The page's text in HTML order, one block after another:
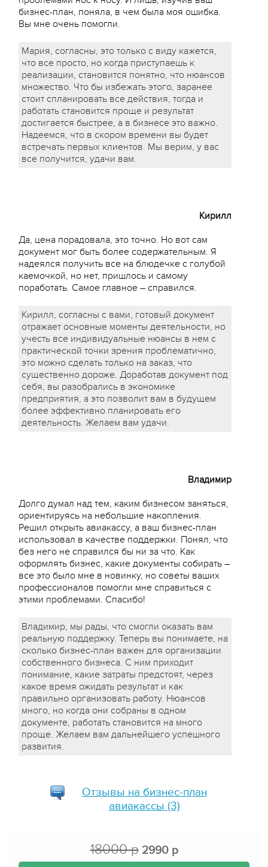
бизнес-план, поняла, в чем была моя ошибка.
Вы мне очень помогли.
Мария, согласны, это только с виду кажется,
что все просто, но когда приступаешь к
реализации, становится понятно, что нюансов
множество. Что бы избежать этого, заранее
стоит спланировать все действия, тогда и
работать становится проще и результат
достигается быстрее, а в бизнесе это важно.
Надеемся, что в скором времени вы будет
встречать первых клиентов. Мы верим, у вас
все получится, удачи вам.
Кирилл
Да, цена порадовала, это точно. Но вот сам
документ мог быть более содержательным. Я
надеялся получить все на блюдечке с голубой
каемочкой, но нет, пришлось и самому
поработать. Самое главное – справился.
Кирилл, согласны с вами, готовый документ
отражает основные моменты деятельности, но
учесть все индивидуальные нюансы в нем с
практической точки зрения проблематично,
это можно сделать только на заказ, что
существенно дороже. Доработав документ под
себя, вы разобрались в экономике
предприятия, а это позволит вам в будущем
более эффективно планировать его
деятельность. Желаем вам удачи.
Владимир
Долго думал над тем, каким бизнесом заняться,
ориентируясь на небольшие накопления.
Решил открыть авиакассу, а ваш бизнес-план
использовал в качестве поддержки. Понял, что
без него не справился бы ни за что. Как
оформлять бизнес, какие документы собирать –
все это было мне в новинку, но советы ваших
профессионалов помогли мне справиться с
этими проблемами. Спасибо!
Владимир, мы рады, что смогли оказать вам
реальную поддержку. Теперь вы понимаете, на
сколько бизнес-план важен для организации
собственного бизнеса. С ним приходит
понимание, какие затраты предстоят, через
какое время ожидать результат и как
правильно организовать работу. Нюансов
много, но когда они собраны в одном
документе, работать становится на много
проще. Желаем вам дальнейшего успешного
развития.
Отзывы на бизнес-план
авиакассы (3)
18000 р 2990 р